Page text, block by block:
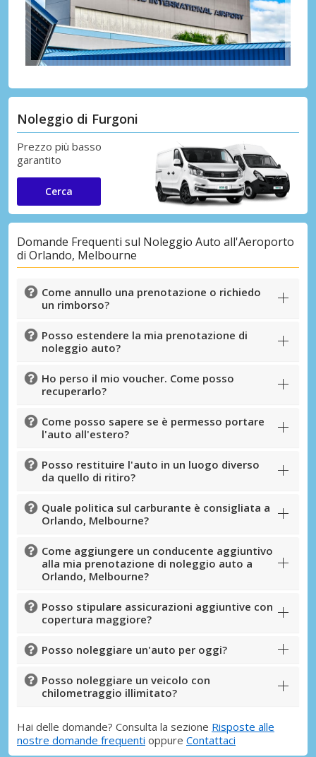
Noleggio di Furgoni
Prezzo più basso
garantito
Cerca
Domande Frequenti sul Noleggio Auto all'Aeroporto
di Orlando, Melbourne
Come annullo una prenotazione o richiedo
un rimborso?
Posso estendere la mia prenotazione di
noleggio auto?
Ho perso il mio voucher. Come posso
recuperarlo?
Come posso sapere se è permesso portare
l'auto all'estero?
Posso restituire l'auto in un luogo diverso
da quello di ritiro?
Quale politica sul carburante è consigliata a
Orlando, Melbourne?
Come aggiungere un conducente aggiuntivo
alla mia prenotazione di noleggio auto a
Orlando, Melbourne?
Posso stipulare assicurazioni aggiuntive con
copertura maggiore?
Posso noleggiare un'auto per oggi?
Posso noleggiare un veicolo con
chilometraggio illimitato?
Hai delle domande? Consulta la sezione Risposte alle
nostre domande frequenti oppure Contattaci